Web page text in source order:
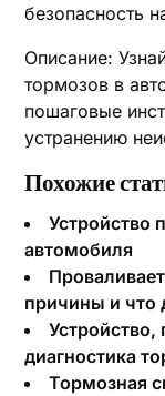
безопасность
Описание:
тормозов в
пошаговые
устранению
Похожие
Устройство
автомобиля
причины и что
Устройство,
диагностика
Тормозная